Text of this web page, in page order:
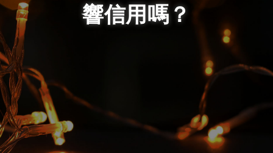
響信用嗎？